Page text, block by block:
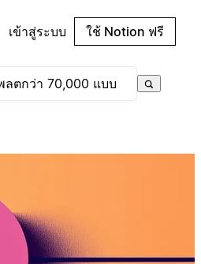
เข้าสู่ระบบ ใช้ Notion ฟรี